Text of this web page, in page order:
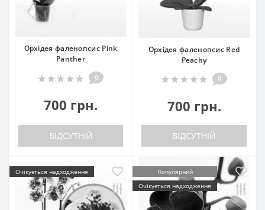
Орхідея фаленопсис Pink
Panther
0
700 грн.
ВІДСУТНІЙ
Орхідея фаленопсис Red
Peachy
0
700 грн.
ВІДСУТНІЙ
Очікується надходження
Популярний
Очікується надходження